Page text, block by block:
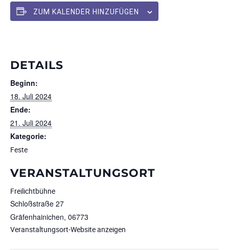
ZUM KALENDER HINZUFÜGEN
DETAILS
Beginn:
18. Juli 2024
Ende:
21. Juli 2024
Kategorie:
Feste
VERANSTALTUNGSORT
Freilichtbühne
Schloßstraße 27
Gräfenhainichen, 06773
Veranstaltungsort-Website anzeigen